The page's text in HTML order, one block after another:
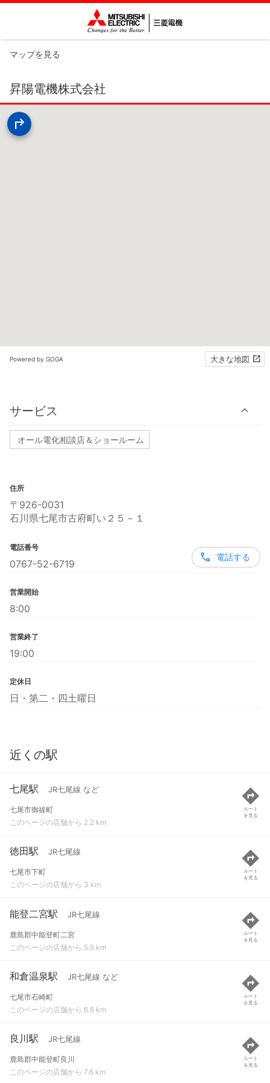
マップを見る
昇陽電機株式会社
Powered by GOGA 大きな地図
サービス
オール電化相談店＆ショールーム
住所
〒926-0031
石川県七尾市古府町い２５－１
電話番号
0767-52-6719
電話する
営業開始
8:00
営業終了
19:00
定休日
日・第二・四土曜日
近くの駅
七尾駅 JR七尾線 など
七尾市御祓町
このページの店舗から 2.2 km
ルート
を見る
徳田駅 JR七尾線
七尾市下町
このページの店舗から 3 km
ルート
を見る
能登二宮駅 JR七尾線
鹿島郡中能登町二宮
このページの店舗から 5.5 km
ルート
を見る
和倉温泉駅 JR七尾線 など
七尾市石崎町
このページの店舗から 6.6 km
ルート
を見る
良川駅 JR七尾線
鹿島郡中能登町良川
このページの店舗から 7.6 km
ルート
を見る